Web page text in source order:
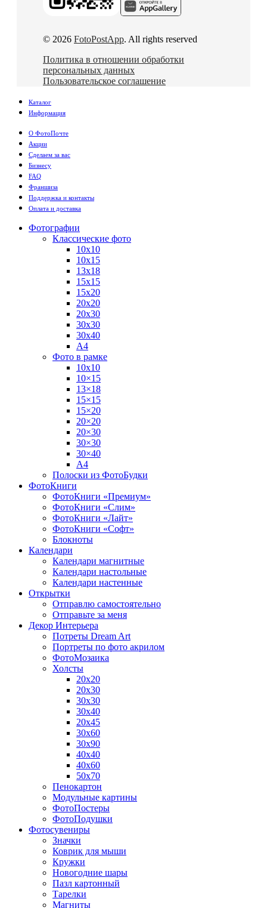
© 2026 FotoPostApp. All rights reserved
Политика в отношении обработки
персональных данных
Пользовательское соглашение
Каталог
Информация
О ФотоПочте
Акции
Сделаем за вас
Бизнесу
FAQ
Франшиза
Поддержка и контакты
Оплата и доставка
Фотографии
Классические фото
10х10
10х15
13х18
15х15
15х20
20х20
20х30
30х30
30х40
А4
Фото в рамке
10х10
10×15
13×18
15×15
15×20
20×20
20×30
30×30
30×40
A4
Полоски из ФотоБудки
ФотоКниги
ФотоКниги «Премиум»
ФотоКниги «Слим»
ФотоКниги «Лайт»
ФотоКниги «Софт»
Блокноты
Календари
Календари магнитные
Календари настольные
Календари настенные
Открытки
Отправлю самостоятельно
Отправьте за меня
Декор Интерьера
Потреты Dream Art
Портреты по фото акрилом
ФотоМозаика
Холсты
20х20
20х30
30х30
30х40
20х45
30х60
30х90
40х40
40х60
50х70
Пенокартон
Модульные картины
ФотоПостеры
ФотоПодушки
Фотоcувениры
Значки
Коврик для мыши
Кружки
Новогодние шары
Пазл картонный
Тарелки
Магниты